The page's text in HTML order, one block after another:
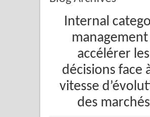
Internal
management
accélérer les
décisions face
vitesse
des marchés